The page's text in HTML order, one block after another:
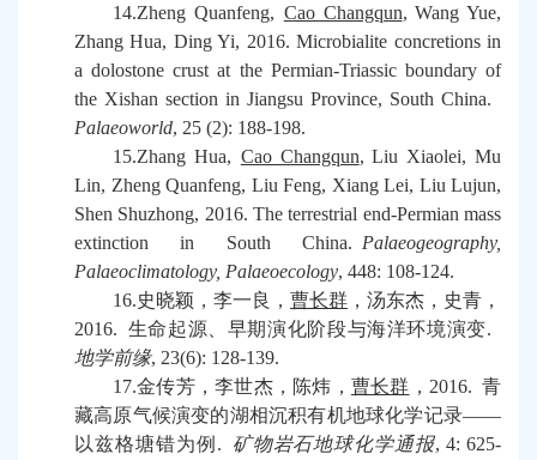
14.Zheng Quanfeng, Cao Changqun, Wang Yue,
Zhang Hua, Ding Yi, 2016. Microbialite concretions in
a dolostone crust at the Permian-Triassic boundary of
the Xishan section in Jiangsu Province, South China.
Palaeoworld, 25 (2): 188-198.
15.Zhang Hua, Cao Changqun, Liu Xiaolei, Mu
Lin, Zheng Quanfeng, Liu Feng, Xiang Lei, Liu Lujun,
Shen Shuzhong, 2016. The terrestrial end-Permian mass
extinction in South China. Palaeogeography,
Palaeoclimatology, Palaeoecology, 448: 108-124.
16.史晓颖，李一良， 曹长群 ，汤东杰，史青，
2016. 生命起源、早期演化阶段与海洋环境演变.
地学前缘, 23(6): 128-139.
17.金传芳，李世杰，陈炜， 曹长群 ， 2016. 青
藏高原气候演变的湖相沉积有机地球化学记录——
以兹格塘错为例 . 矿物岩石地球化学通报, 4: 625-